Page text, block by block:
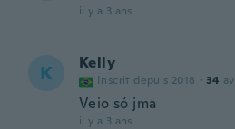
il y a 3 ans
K Kelly
Inscrit depuis 2018 · 34
Veio só jma
il y a 3 ans